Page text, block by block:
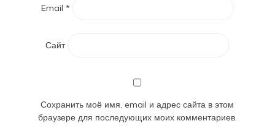
Email *
Сайт
Сохранить моё имя, email и адрес сайта в этом
браузере для последующих моих комментариев.